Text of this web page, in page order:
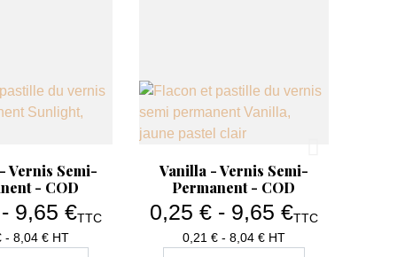
rapide
Vernis Semi-
- COD
Prix
9,65 €TTC
- 8,04 € HT
 Aperçu rapide
Vanilla - Vernis Semi-
Permanent - COD
Prix
0,25 € - 9,65 €TTC
0,21 € - 8,04 € HT